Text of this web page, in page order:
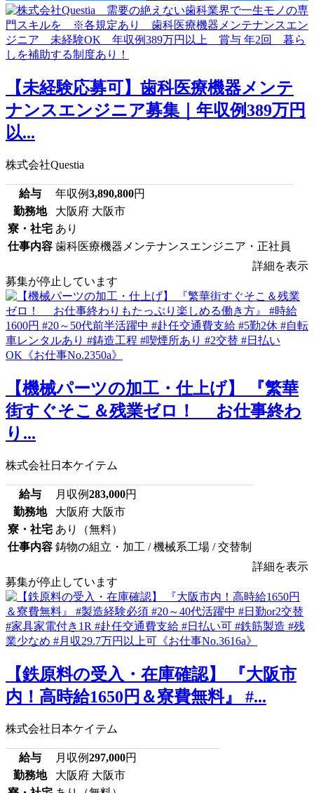
【未経験応募可】歯科医療機器メンテ
ナンスエンジニア募集｜年収例389万円
以...
株式会社Questia
給与 年収例3,890,800円
勤務地
大阪府 大阪市
寮・社宅 あり
仕事内容 歯科医療機器メンテナンスエンジニア・正社員
詳細を表示
募集が停止しています
【機械パーツの加工・仕上げ】 『繁華
街すぐそこ＆残業ゼロ！ お仕事終わ
り...
株式会社日本ケイテム
給与 月収例283,000円
勤務地
大阪府 大阪市
寮・社宅 あり（無料）
仕事内容 鋳物の組立・加工 / 機械系工場 / 交替制
詳細を表示
募集が停止しています
【鉄原料の受入・在庫確認】 『大阪市
内！高時給1650円＆寮費無料』 #...
株式会社日本ケイテム
給与 月収例297,000円
勤務地
大阪府 大阪市